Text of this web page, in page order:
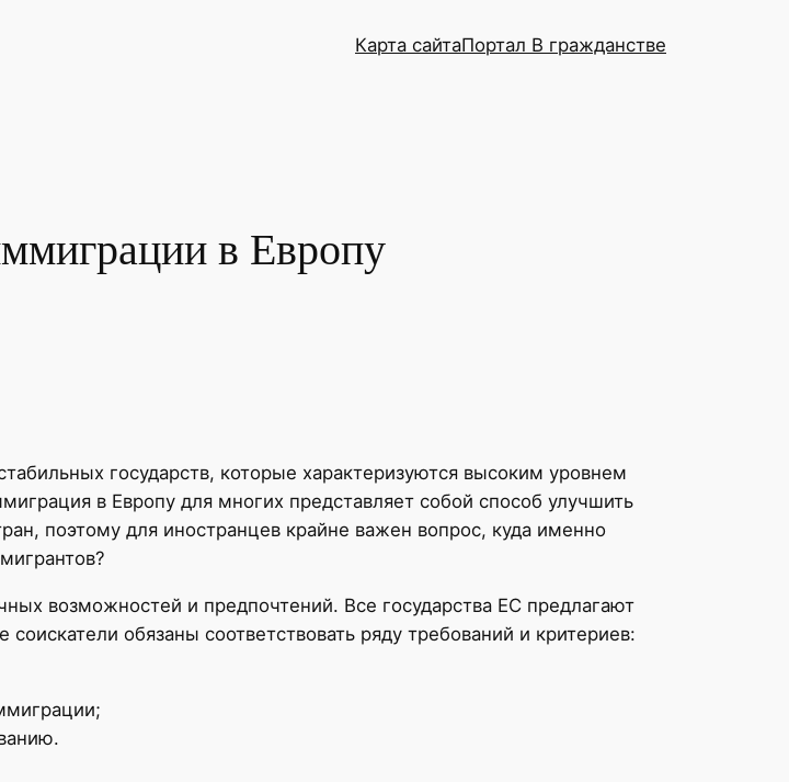
Карта сайтаПортал В гражданстве
в Европу
государств, которые характеризуются высоким уровнем
в Европу для многих представляет собой способ улучшить
поэтому для иностранцев крайне важен вопрос, куда именно
возможностей и предпочтений. Все государства ЕС предлагают
обязаны соответствовать ряду требований и критериев: